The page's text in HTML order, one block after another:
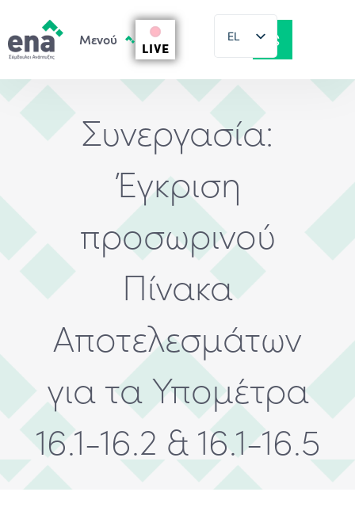
LIVE
EL
EN
Συνεργασία:
Έγκριση
προσωρινού
Πίνακα
Αποτελεσμάτων
για τα Υπομέτρα
16.1-16.2 & 16.1-16.5